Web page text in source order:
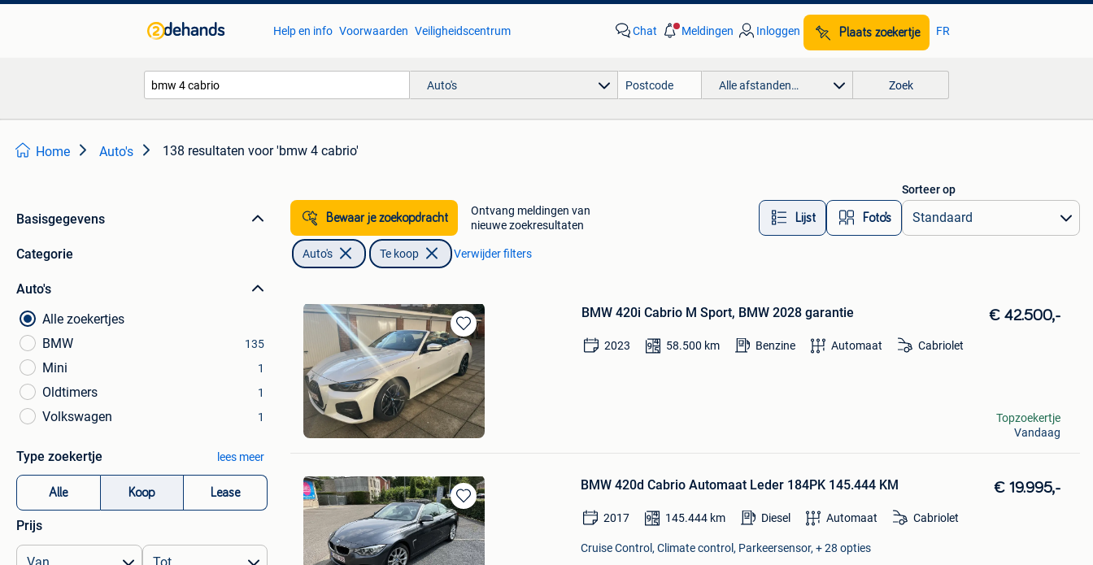
Help en info Voorwaarden Veiligheidscentrum Chat Meldingen Inloggen Plaats zoekertje FR
Auto's Alle afstanden… Zoek
Home Auto's 138 resultaten voor 'bmw 4 cabrio'
Basisgegevens
Categorie
Auto's
Alle zoekertjes
BMW
135
Mini 1
Oldtimers 1
Volkswagen 1
Type zoekertje lees meer
Alle Koop Lease
Prijs
Bewaar je zoekopdracht
Ontvang meldingen van
nieuwe zoekresultaten
Lijst Foto’s
Sorteer op
Auto's Te koop Verwijder filters
Bewaren
in
Mijn
Favorieten
BMW 420i Cabrio M Sport, BMW 2028 garantie € 42.500,-
2023 58.500 km Benzine Automaat Cabriolet
Andrenacci Aldo
Sint-Lambrechts-Woluwe
Topzoekertje
Vandaag
Bewaren
in
Mijn
Favorieten
BMW 420d Cabrio Automaat Leder 184PK 145.444 KM € 19.995,-
2017 145.444 km Diesel Automaat Cabriolet
Cruise Control, Climate control, Parkeersensor, + 28 opties